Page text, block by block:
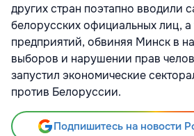
других стран поэтапно вводили
белорусских официальных лиц, а
предприятий, обвиняя Минск в
выборов и нарушении прав
запустил экономические
против Белоруссии.
Подпишитесь на новости